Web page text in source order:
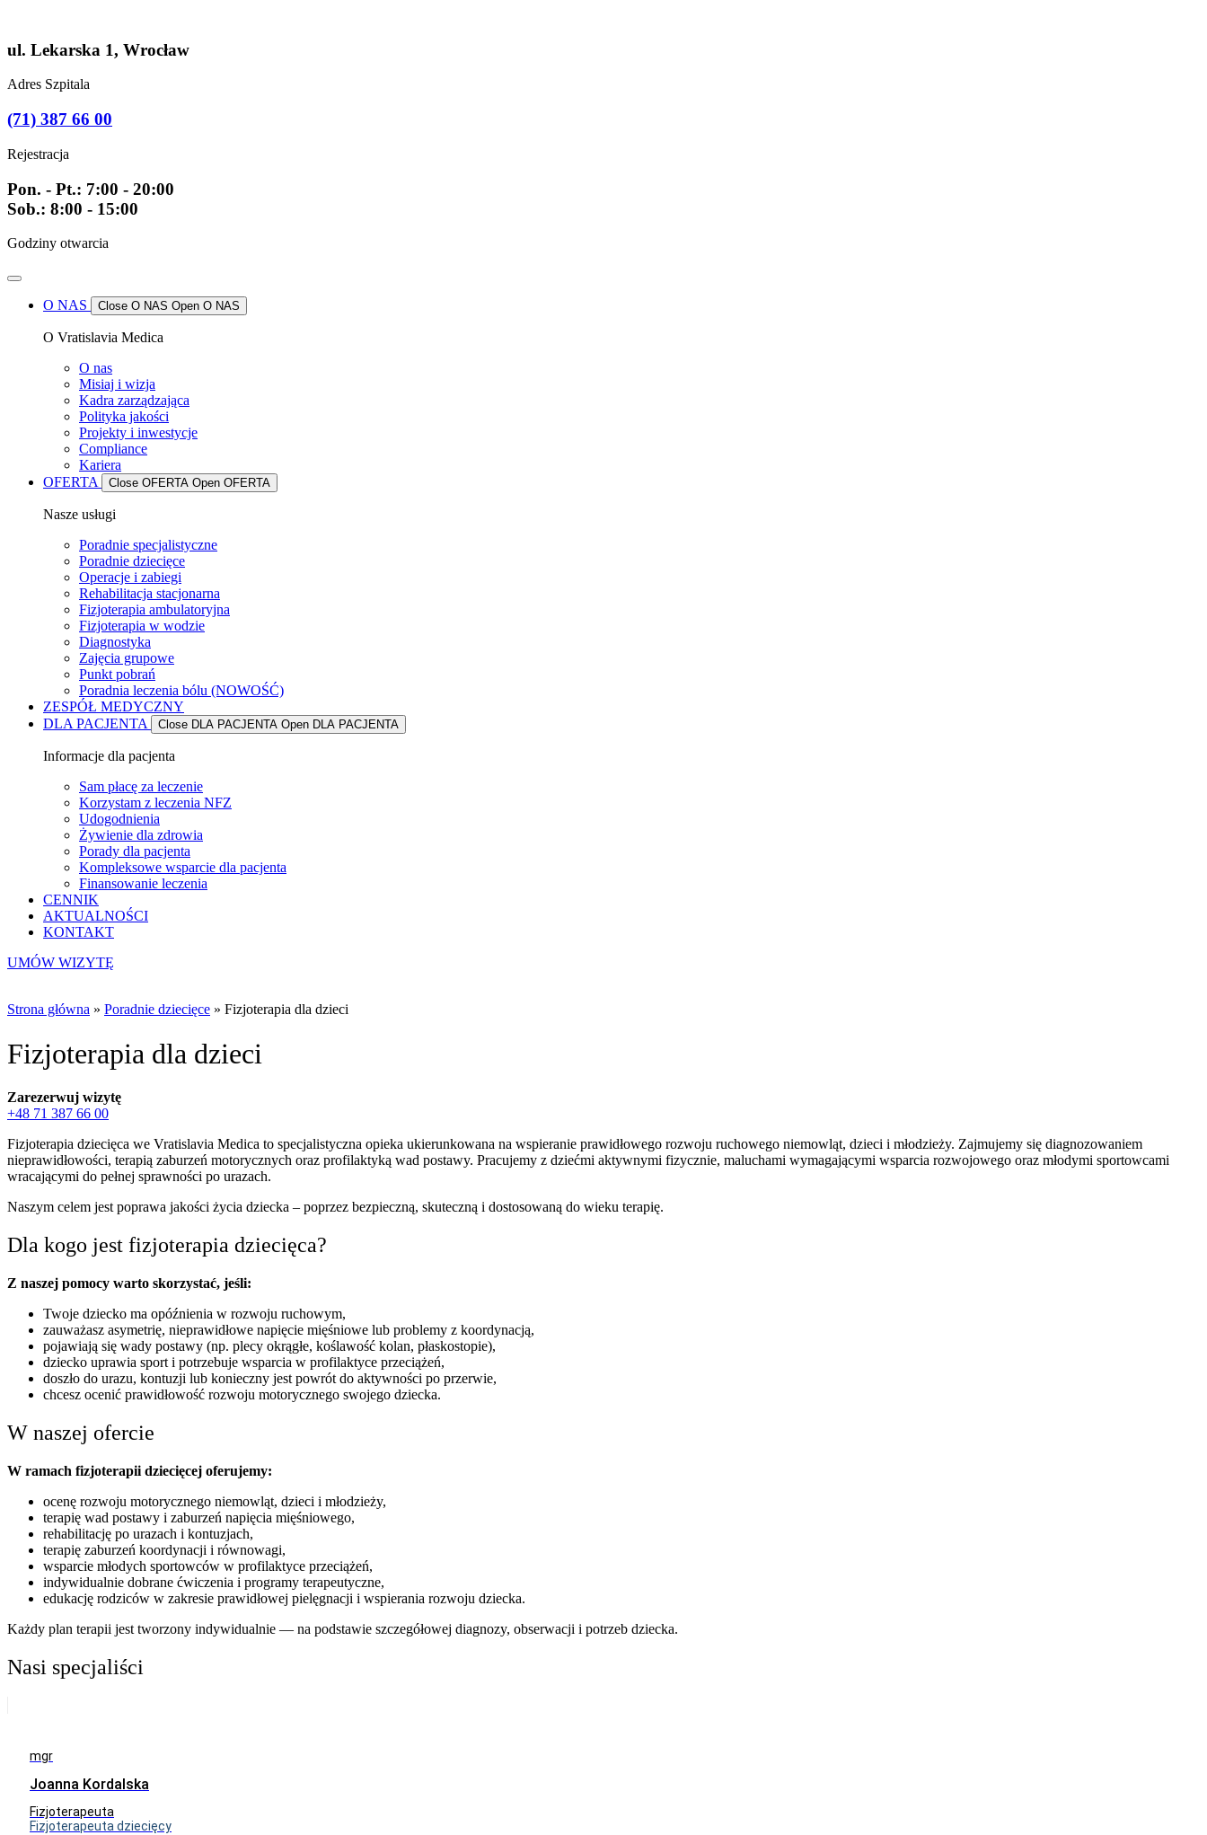
treści
ul. Lekarska 1, Wrocław
Adres Szpitala
(71) 387 66 00
Rejestracja
Pon. - Pt.: 7:00 - 20:00
Sob.: 8:00 - 15:00
Godziny otwarcia
O NAS Close O NAS Open O NAS
O Vratislavia Medica
O nas
Misiaj i wizja
Kadra zarządzająca
Polityka jakości
Projekty i inwestycje
Compliance
Kariera
OFERTA
Close OFERTA Open OFERTA
Nasze usługi
Poradnie specjalistyczne
Poradnie dziecięce
Operacje i zabiegi
Rehabilitacja stacjonarna
Fizjoterapia ambulatoryjna
Fizjoterapia w wodzie
Diagnostyka
Zajęcia grupowe
Punkt pobrań
Poradnia leczenia bólu (NOWOŚĆ)
ZESPÓŁ MEDYCZNY
DLA PACJENTA
Close DLA PACJENTA Open DLA PACJENTA
Informacje dla pacjenta
Sam płacę za leczenie
Korzystam z leczenia NFZ
Udogodnienia
Żywienie dla zdrowia
Porady dla pacjenta
Kompleksowe wsparcie dla pacjenta
Finansowanie leczenia
CENNIK
AKTUALNOŚCI
KONTAKT
UMÓW WIZYTĘ
Strona główna » Poradnie dziecięce » Fizjoterapia dla dzieci
Fizjoterapia dla dzieci
Zarezerwuj wizytę
+48 71 387 66 00
Fizjoterapia dziecięca we Vratislavia Medica to specjalistyczna opieka ukierunkowana na wspieranie prawidłowego rozwoju ruchowego niemowląt, dzieci i młodzieży. Zajmujemy się diagnozowaniem
nieprawidłowości, terapią zaburzeń motorycznych oraz profilaktyką wad postawy. Pracujemy z dziećmi aktywnymi fizycznie, maluchami wymagającymi wsparcia rozwojowego oraz młodymi sportowcami
wracającymi do pełnej sprawności po urazach.
Naszym celem jest poprawa jakości życia dziecka – poprzez bezpieczną, skuteczną i dostosowaną do wieku terapię.
Dla kogo jest fizjoterapia dziecięca?
Z naszej pomocy warto skorzystać, jeśli:
Twoje dziecko ma opóźnienia w rozwoju ruchowym,
zauważasz asymetrię, nieprawidłowe napięcie mięśniowe lub problemy z koordynacją,
pojawiają się wady postawy (np. plecy okrągłe, koślawość kolan, płaskostopie),
dziecko uprawia sport i potrzebuje wsparcia w profilaktyce przeciążeń,
doszło do urazu, kontuzji lub konieczny jest powrót do aktywności po przerwie,
chcesz ocenić prawidłowość rozwoju motorycznego swojego dziecka.
W naszej ofercie
W ramach fizjoterapii dziecięcej oferujemy:
ocenę rozwoju motorycznego niemowląt, dzieci i młodzieży,
terapię wad postawy i zaburzeń napięcia mięśniowego,
rehabilitację po urazach i kontuzjach,
terapię zaburzeń koordynacji i równowagi,
wsparcie młodych sportowców w profilaktyce przeciążeń,
indywidualnie dobrane ćwiczenia i programy terapeutyczne,
edukację rodziców w zakresie prawidłowej pielęgnacji i wspierania rozwoju dziecka.
Każdy plan terapii jest tworzony indywidualnie — na podstawie szczegółowej diagnozy, obserwacji i potrzeb dziecka.
Nasi specjaliści
mgr
Joanna Kordalska
Fizjoterapeuta
Fizjoterapeuta dziecięcy